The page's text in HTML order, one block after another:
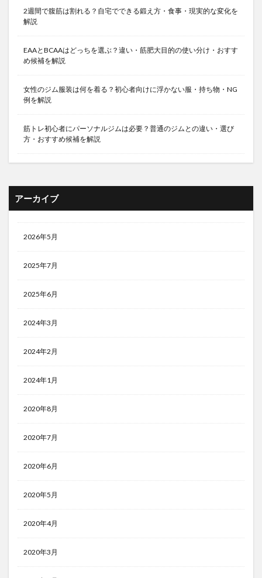
2週間で腹筋は割れる？自宅でできる鍛え方・食事・現実的な変化を
解説
EAAとBCAAはどっちを選ぶ？違い・筋肥大目的の使い分け・おすす
め候補を解説
女性のジム服装は何を着る？初心者向けに浮かない服・持ち物・NG
例を解説
筋トレ初心者にパーソナルジムは必要？普通のジムとの違い・選び
方・おすすめ候補を解説
アーカイブ
2026年5月
2025年7月
2025年6月
2024年3月
2024年2月
2024年1月
2020年8月
2020年7月
2020年6月
2020年5月
2020年4月
2020年3月